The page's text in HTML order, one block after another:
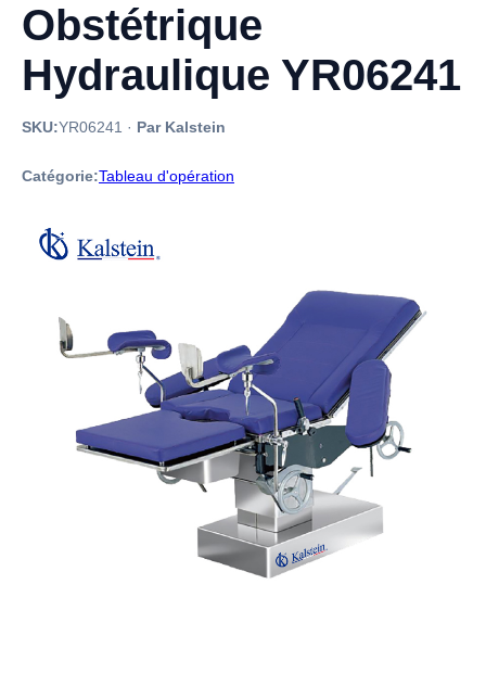
Obstétrique
Hydraulique YR06241
SKU:YR06241 · Par Kalstein
Catégorie:Tableau d'opération